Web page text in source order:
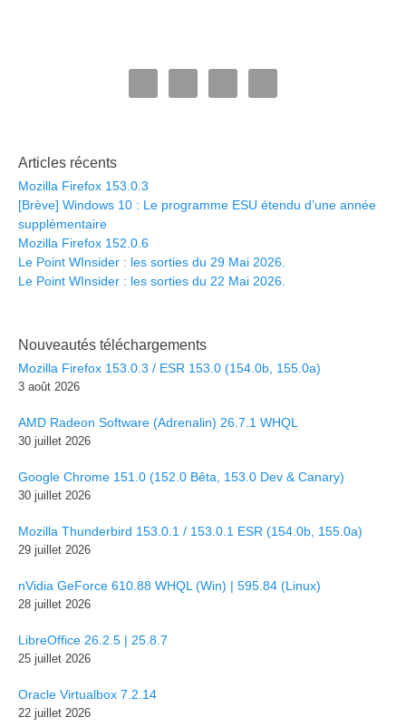
Articles récents
Mozilla Firefox 153.0.3
[Brève] Windows 10 : Le programme ESU étendu d’une année
supplémentaire
Mozilla Firefox 152.0.6
Le Point WInsider : les sorties du 29 Mai 2026.
Le Point WInsider : les sorties du 22 Mai 2026.
Nouveautés téléchargements
Mozilla Firefox 153.0.3 / ESR 153.0 (154.0b, 155.0a)
3 août 2026
AMD Radeon Software (Adrenalin) 26.7.1 WHQL
30 juillet 2026
Google Chrome 151.0 (152.0 Bêta, 153.0 Dev & Canary)
30 juillet 2026
Mozilla Thunderbird 153.0.1 / 153.0.1 ESR (154.0b, 155.0a)
29 juillet 2026
nVidia GeForce 610.88 WHQL (Win) | 595.84 (Linux)
28 juillet 2026
LibreOffice 26.2.5 | 25.8.7
25 juillet 2026
Oracle Virtualbox 7.2.14
22 juillet 2026